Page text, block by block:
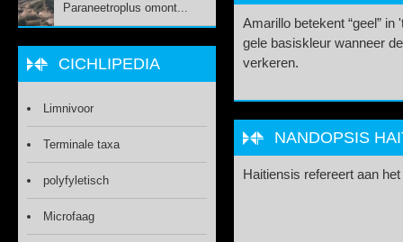
Amarillo betekent “geel”
gele basiskleur wanneer
verkeren.
NANDOPSIS
Haitiensis refereert aan
Paraneetroplus omont...
CICHLIPEDIA
Limnivoor
Terminale taxa
polyfyletisch
Microfaag